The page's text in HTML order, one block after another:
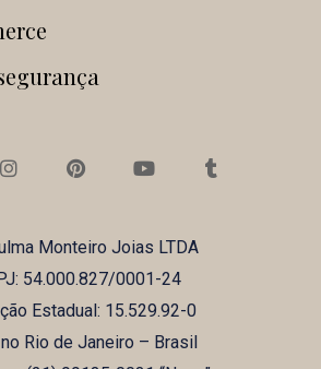
n
g
r
a
m
i
r
e
s
t
o
b
e
u
Monteiro Joias LTDA
54.000.827/0001-24
Estadual: 15.529.92-0
Rio de Janeiro – Brasil